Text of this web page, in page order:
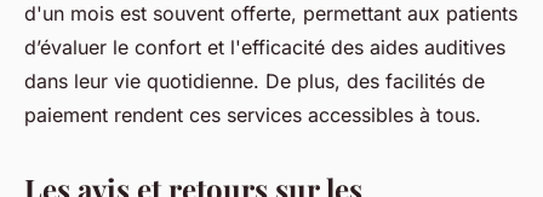
d'un mois est souvent offerte, permettant aux patients
d’évaluer le confort et l'efficacité des aides auditives
dans leur vie quotidienne. De plus, des facilités de
paiement rendent ces services accessibles à tous.
Les avis et retours sur les